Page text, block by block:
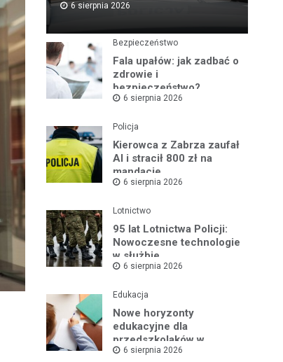
6 sierpnia 2026
Bezpieczeństwo
Fala upałów: jak zadbać o
zdrowie i
bezpieczeństwo?
6 sierpnia 2026
Policja
Kierowca z Zabrza zaufał
AI i stracił 800 zł na
mandacie
6 sierpnia 2026
Lotnictwo
95 lat Lotnictwa Policji:
Nowoczesne technologie
w służbie
bezpieczeństwa
6 sierpnia 2026
Edukacja
Nowe horyzonty
edukacyjne dla
przedszkolaków w
Publicznym Przedszkolu
6 sierpnia 2026